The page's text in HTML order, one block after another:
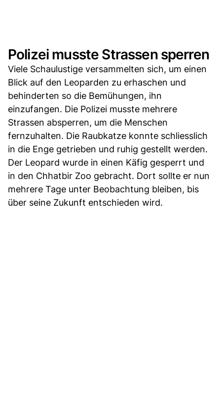
Polizei musste Strassen sperren
Viele Schaulustige versammelten sich, um einen
Blick auf den Leoparden zu erhaschen und
behinderten so die Bemühungen, ihn
einzufangen. Die Polizei musste mehrere
Strassen absperren, um die Menschen
fernzuhalten. Die Raubkatze konnte schliesslich
in die Enge getrieben und ruhig gestellt werden.
Der Leopard wurde in einen Käfig gesperrt und
in den Chhatbir Zoo gebracht. Dort sollte er nun
mehrere Tage unter Beobachtung bleiben, bis
über seine Zukunft entschieden wird.